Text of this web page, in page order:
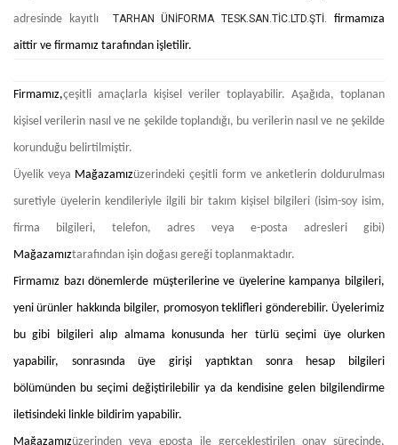
adresinde kayıtlı TARHAN ÜNİFORMA TESK.SAN.TİC.LTD.ŞTİ.firmamıza
aittir ve firmamız tarafından işletilir.
Firmamız,çeşitli amaçlarla kişisel veriler toplayabilir. Aşağıda, toplanan
kişisel verilerin nasıl ve ne şekilde toplandığı, bu verilerin nasıl ve ne şekilde
korunduğu belirtilmiştir.
Üyelik veya Mağazamızüzerindeki çeşitli form ve anketlerin doldurulması
suretiyle üyelerin kendileriyle ilgili bir takım kişisel bilgileri (isim-soy isim,
firma bilgileri, telefon, adres veya e-posta adresleri gibi)
Mağazamıztarafından işin doğası gereği toplanmaktadır.
Firmamız bazı dönemlerde müşterilerine ve üyelerine kampanya bilgileri,
yeni ürünler hakkında bilgiler, promosyon teklifleri gönderebilir. Üyelerimiz
bu gibi bilgileri alıp almama konusunda her türlü seçimi üye olurken
yapabilir, sonrasında üye girişi yaptıktan sonra hesap bilgileri
bölümünden bu seçimi değiştirilebilir ya da kendisine gelen bilgilendirme
iletisindeki linkle bildirim yapabilir.
Mağazamızüzerinden veya eposta ile gerçekleştirilen onay sürecinde,